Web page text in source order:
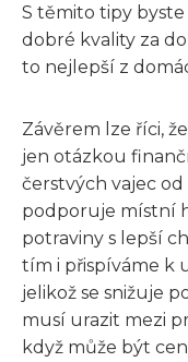
S těmito tipy
dobré kvality za
to nejlepší z
Závěrem lze říci,
jen otázkou
čerstvých vajec
podporuje místní
potraviny s lepší
tím i přispíváme k
jelikož se snižuje
musí urazit mezi
když může být